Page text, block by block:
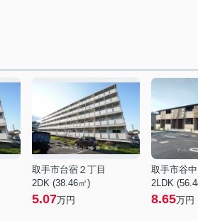
取手市台宿２丁目
2DK (38.46㎡)
5.07万円
取手市谷中
2LDK
8.65万円